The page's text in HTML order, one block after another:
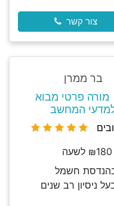
צור קשר
בר ממרן
מורה פרטי מבוא
המחשב
₪180 לשעה
בהנדסת חשמל
ניסיון רב שנים